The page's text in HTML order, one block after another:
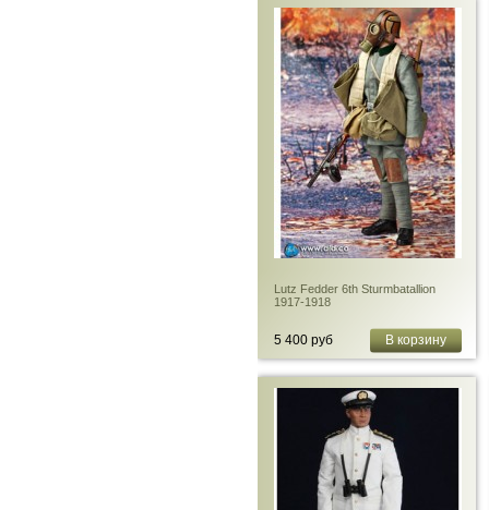
Lutz Fedder 6th Sturmbatallion
1917-1918
5 400 руб В корзину